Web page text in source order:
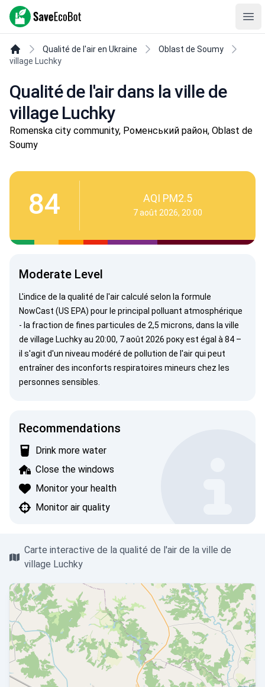
SaveEcoBot
Qualité de l'air en Ukraine
Oblast de Soumy
village Luchky
Qualité de l'air dans la ville de
village Luchky
Romenska city community, Роменський район, Oblast de
Soumy
84 AQI PM2.5
7 août 2026, 20:00
Moderate Level
L'indice de la qualité de l'air calculé selon la formule
NowCast (US EPA) pour le principal polluant atmosphérique
- la fraction de fines particules de 2,5 microns, dans la ville
de village Luchky au 20:00, 7 août 2026 року est égal à 84 –
il s'agit d'un niveau modéré de pollution de l'air qui peut
entraîner des inconforts respiratoires mineurs chez les
personnes sensibles.
Recommendations
Drink more water
Close the windows
Monitor your health
Monitor air quality
Carte interactive de la qualité de l'air de la ville de
village Luchky